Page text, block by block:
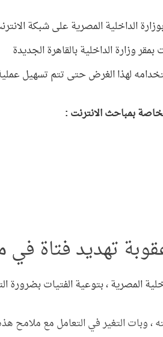
الداخلية المصرية على شبكة
وزارة الداخلية بالقاهرة الجديدة
بمباحث الانترنت :
تهديد فتاة
المصرية ، بتوعية الفتيات بضرورة
التغير في التعامل مع ملامح هذه